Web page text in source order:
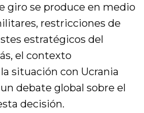
giro se produce en medio
restricciones de
estratégicos del
el contexto
situación con Ucrania
debate global sobre el
decisión.